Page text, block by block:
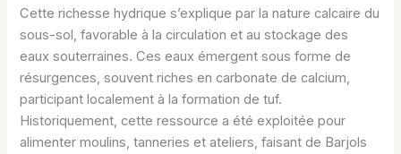
Cette richesse hydrique s’explique par la nature calcaire du
sous-sol, favorable à la circulation et au stockage des
eaux souterraines. Ces eaux émergent sous forme de
résurgences, souvent riches en carbonate de calcium,
participant localement à la formation de tuf.
Historiquement, cette ressource a été exploitée pour
alimenter moulins, tanneries et ateliers, faisant de Barjols